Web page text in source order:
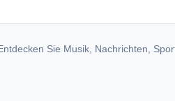
Sie Musik, Nachrichten,